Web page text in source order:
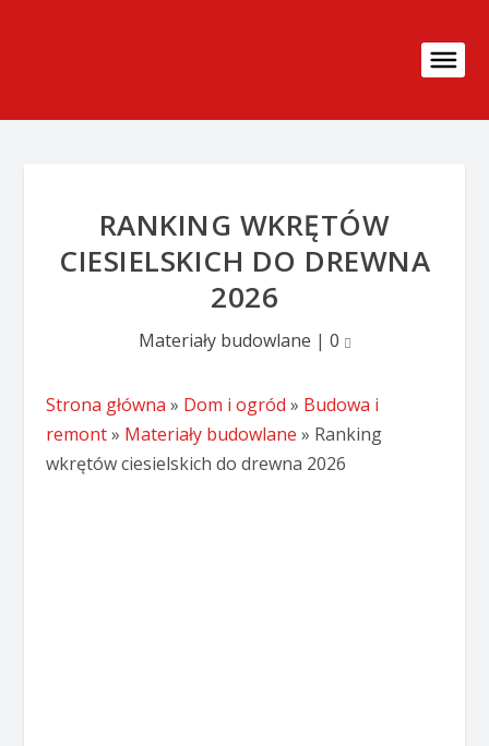
RANKING WKRĘTÓW
CIESIELSKICH DO DREWNA
2026
Materiały budowlane | 0
Strona główna » Dom i ogród » Budowa i
remont» Materiały budowlane » Ranking
wkrętów ciesielskich do drewna 2026